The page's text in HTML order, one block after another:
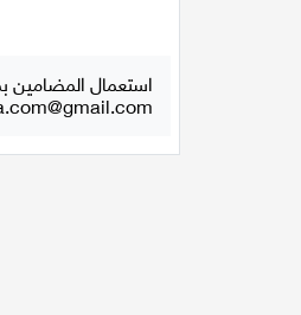
استعمال المضامين بموجب بند 27 أ لقانون الحقوق الأدبية